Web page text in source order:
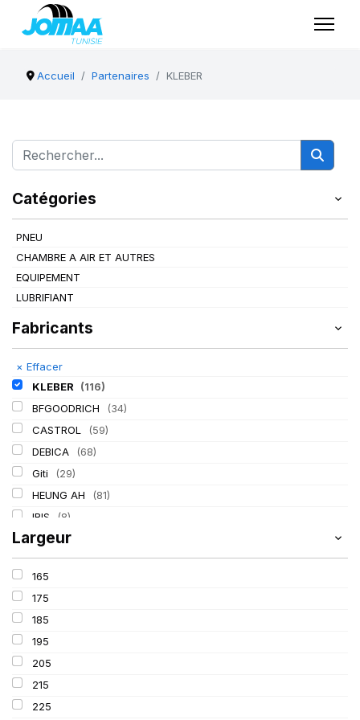
Accueil Partenaires KLEBER
Catégories
PNEU
CHAMBRE A AIR ET AUTRES
EQUIPEMENT
LUBRIFIANT
Fabricants
× Effacer
KLEBER
(116)
BFGOODRICH
(34)
CASTROL
(59)
DEBICA
(68)
Giti
(29)
HEUNG AH
(81)
IRIS
(8)
ITALMATIC
LASSA (174)
LING LONG
MICHELIN
MITAS
Mondolfo ferro
PIRELLI
PROMETEON
SCHRADER
Largeur
165
175
185
195
205
215
225